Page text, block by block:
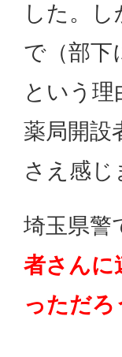
した。
で（部下
という
薬局開設
さえ感じ
埼玉県警
者さんに
っただろ